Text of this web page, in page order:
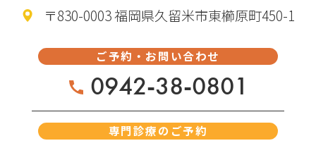
〒830-0003 福岡県久留米市東櫛原町450-1
ご予約・お問い合わせ
0942-38-0801
専門診療のご予約